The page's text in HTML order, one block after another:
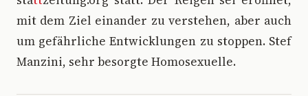
mit dem Ziel einander zu verstehen, aber auch
um gefährliche Entwicklungen zu stoppen. Stef
Manzini, sehr besorgte Homosexuelle.